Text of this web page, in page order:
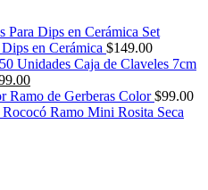
Set
en Cerámica $149.00
Caja de Claveles 7cm
El
precio
actual
Ramo de Gerberas Color $99.00
Ramo Mini Rosita Seca